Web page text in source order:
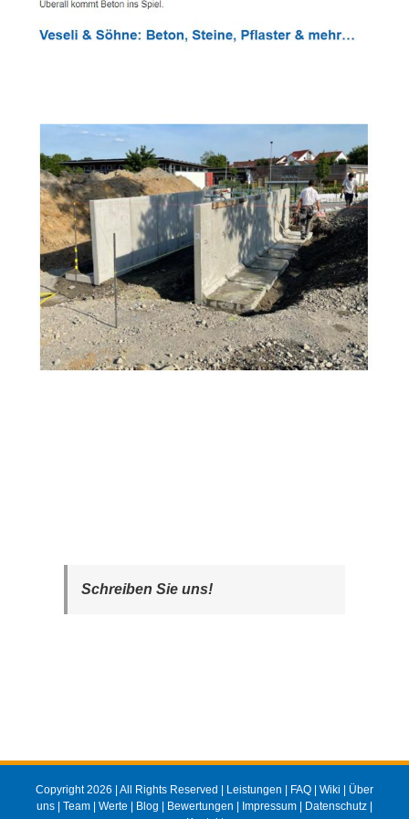
Schreiben Sie uns!
Copyright 2026 | All Rights Reserved | Leistungen | FAQ | Wiki | Über
uns | Team | Werte | Blog | Bewertungen | Impressum | Datenschutz |